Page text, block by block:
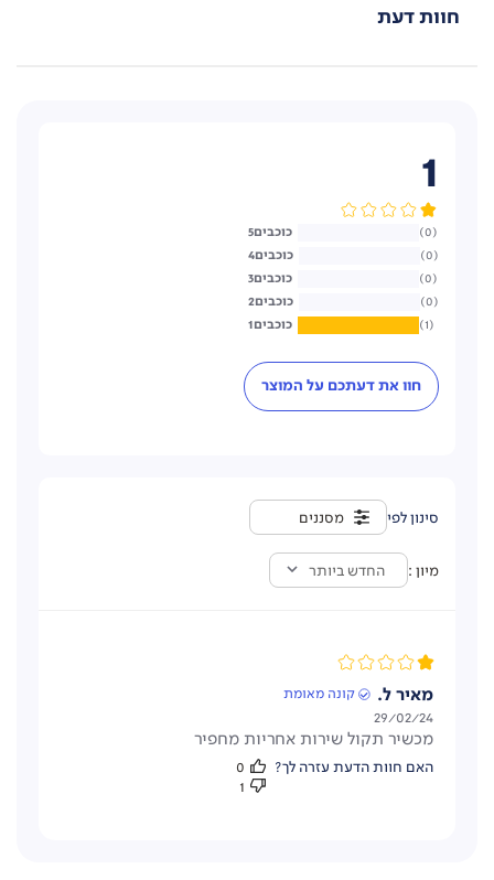
חוות דעת
1
5 0
4 0
3 0
2 0
1 1
חוו את דעתכם על המוצר
מסננים
מיון החדש ביותר
מאיר ל. קונה מאומת
מכשיר תקול שירות אחריות מחפיר
תאריך
פרסום
29/02/24
האם חוות הדעת עזרה לך?
0
1